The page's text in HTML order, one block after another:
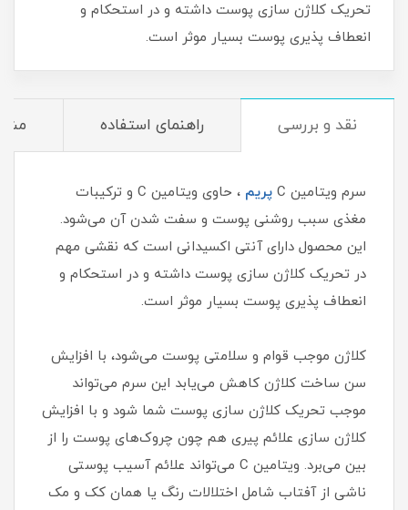
تحریک کلاژن سازی پوست داشته و در استحکام و
انعطاف پذیری پوست بسیار موثر است.
نقد و بررسی راهنمای استفاده
سرم ویتامین C پریم
، حاوی ویتامین C و ترکیبات
مغذی سبب روشنی پوست و سفت شدن آن می‌شود.
این محصول دارای آنتی اکسیدانی است که نقشی مهم
در تحریک کلاژن سازی پوست داشته و در استحکام و
انعطاف پذیری پوست بسیار موثر است.
کلاژن موجب قوام و سلامتی پوست می‌شود، با افزایش
سن ساخت کلاژن کاهش می‌یابد این سرم می‌تواند
موجب تحریک کلاژن سازی پوست شما شود و با افزایش
کلاژن سازی علائم پیری هم چون چروک‌های پوست را از
بین می‌برد. ویتامین C می‌تواند علائم آسیب پوستی
ناشی از آفتاب شامل اختلالات رنگ یا همان کک‌ و مک